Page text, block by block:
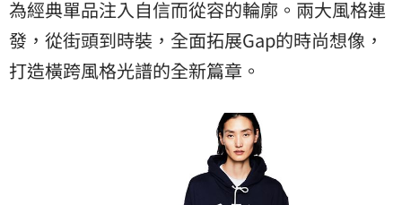
為經典單品注入自信而從容的輪廓。兩大風格連
發，從街頭到時裝，全面拓展Gap的時尚想像，
打造橫跨風格光譜的全新篇章。